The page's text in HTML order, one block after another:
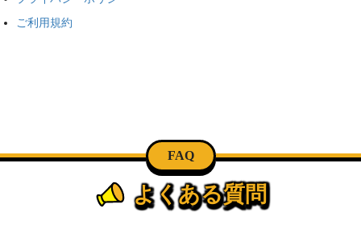
ご利用規約
FAQ
よくある質問